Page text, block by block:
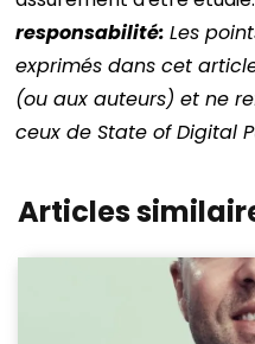
responsabilité:Les
exprimés dans cet
(ou aux auteurs) et ne
ceux de State of Digital
Articles